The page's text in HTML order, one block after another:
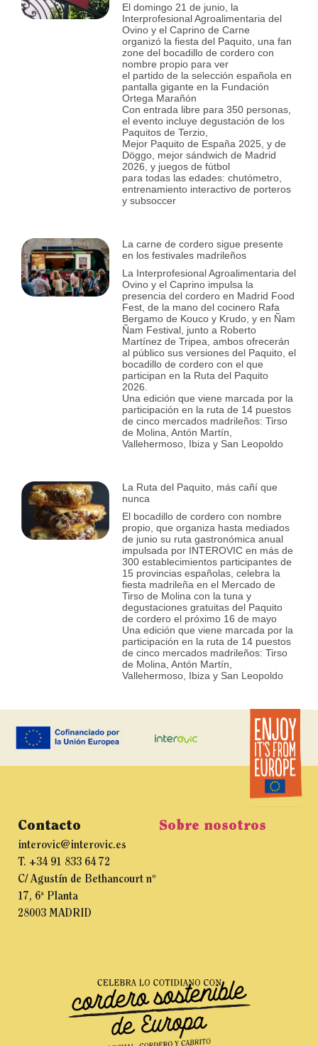
El domingo 21 de junio, la
Interprofesional Agroalimentaria del
Ovino y el Caprino de Carne
organizó la fiesta del Paquito, una fan
zone del bocadillo de cordero con
nombre propio para ver
el partido de la selección española en
pantalla gigante en la Fundación
Ortega Marañón
Con entrada libre para 350 personas,
el evento incluye degustación de los
Paquitos de Terzio,
Mejor Paquito de España 2025, y de
Döggo, mejor sándwich de Madrid
2026, y juegos de fútbol
para todas las edades: chutómetro,
entrenamiento interactivo de porteros
y subsoccer
La carne de cordero sigue presente
en los festivales madrileños
La Interprofesional Agroalimentaria del
Ovino y el Caprino impulsa la
presencia del cordero en Madrid Food
Fest, de la mano del cocinero Rafa
Bergamo de Kouco y Krudo, y en Ñam
Ñam Festival, junto a Roberto
Martínez de Tripea, ambos ofrecerán
al público sus versiones del Paquito, el
bocadillo de cordero con el que
participan en la Ruta del Paquito
2026.
Una edición que viene marcada por la
participación en la ruta de 14 puestos
de cinco mercados madrileños: Tirso
de Molina, Antón Martín,
Vallehermoso, Ibiza y San Leopoldo
La Ruta del Paquito, más cañí que
nunca
El bocadillo de cordero con nombre
propio, que organiza hasta mediados
de junio su ruta gastronómica anual
impulsada por INTEROVIC en más de
300 establecimientos participantes de
15 provincias españolas, celebra la
fiesta madrileña en el Mercado de
Tirso de Molina con la tuna y
degustaciones gratuitas del Paquito
de cordero el próximo 16 de mayo
Una edición que viene marcada por la
participación en la ruta de 14 puestos
de cinco mercados madrileños: Tirso
de Molina, Antón Martín,
Vallehermoso, Ibiza y San Leopoldo
Contacto
interovic@interovic.es
T. +34 91 833 64 72
C/ Agustín de Bethancourt nº
17, 6ª Planta
28003 MADRID
Sobre nosotros